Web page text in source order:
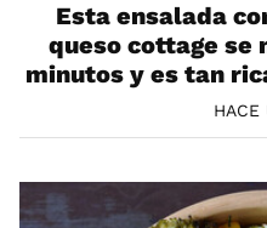
Esta ensalada
queso cottage se
minutos y es tan
HACE